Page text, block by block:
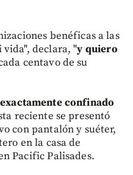
benéficas a las
declara, "y quiero
centavo de su
confinado
reciente se presentó
con pantalón y suéter,
en la casa de
Pacific Palisades.